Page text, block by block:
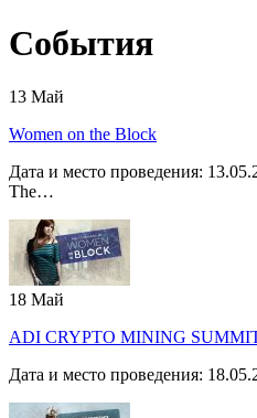
События
13 Май
Women on the Block
Дата и место проведения:
The…
18 Май
ADI CRYPTO MINING
Дата и место проведения: